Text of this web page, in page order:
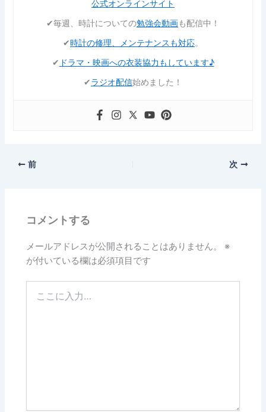
公式オンラインサイト
✔︎毎週、時計についての勉強会動画も配信中！
✔︎時計の修理、メンテナンスも対応。
✔︎ ドラマ・映画への衣装協力もしています♪
✔︎ラジオ配信始めました！
前 次
コメントする
メールアドレスが公開されることはありません。
※
が付いている欄は必須項目です